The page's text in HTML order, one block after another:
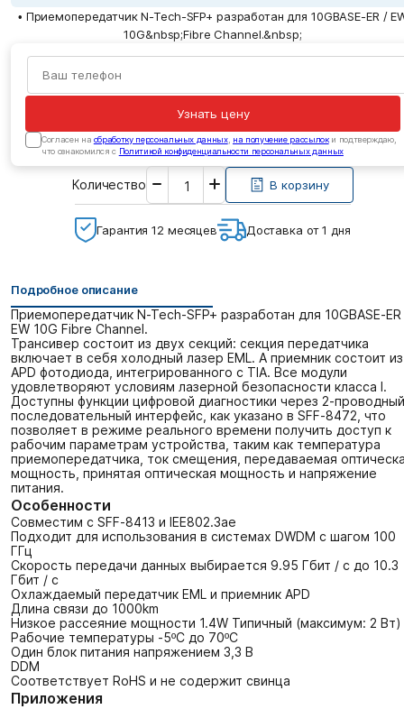
• Приемопередатчик N-Tech-SFP+ разработан для 10GBASE-ER /
10G&nbsp;Fibre Channel.&nbsp;
Узнать цену
Cогласен на обработку персональных данных, на получение рассылоки подтверждаю,
что ознакомился с Политикой конфиденциальности персональных данных
Количество
Введите
необходимое
количество
В корзину
Гарантия 12 месяцев Доставка от 1 дня
Подробное описание
Приемопередатчик N-Tech-SFP+ разработан для 10GBASE-
EW 10G Fibre Channel.
Трансивер состоит из двух секций: секция передатчика
включает в себя холодный лазер EML. А приемник состоит из
APD фотодиода, интегрированного с TIA. Все модули
удовлетворяют условиям лазерной безопасности класса I.
Доступны функции цифровой диагностики через 2-проводный
последовательный интерфейс, как указано в SFF-8472, что
позволяет в режиме реального времени получить доступ к
рабочим параметрам устройства, таким как температура
приемопередатчика, ток смещения, передаваемая
мощность, принятая оптическая мощность и напряжение
питания.
Особенности
Совместим с SFF-8413 и IEE802.3ae
Подходит для использования в системах DWDM с шагом 100
ГГц
Скорость передачи данных выбирается 9.95 Гбит / с до 10.3
Гбит / с
Охлаждаемый передатчик EML и приемник APD
Длина связи до 1000km
Низкое рассеяние мощности 1.4W Типичный (максимум: 2 Вт)
Рабочие температуры -5ºC до 70ºC
Один блок питания напряжением 3,3 В
DDM
Соответствует RoHS и не содержит свинца
Приложения